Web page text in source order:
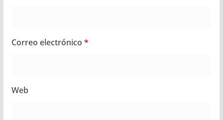
Correo electrónico *
Web